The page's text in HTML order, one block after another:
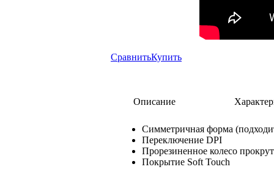
СравнитьКупить
Описание
Симметричная форма
Переключение DPI
Прорезиненное колесо
Покрытие Soft Touch